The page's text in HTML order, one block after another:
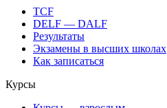
TCF
DELF — DALF
Результаты
Экзамены в высших школах
Как записаться
Курсы